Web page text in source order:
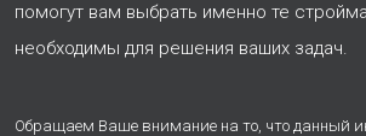
помогут вам выбрать именно те
необходимы для решения ваших задач.
Обращаем Ваше внимание на то, что данный